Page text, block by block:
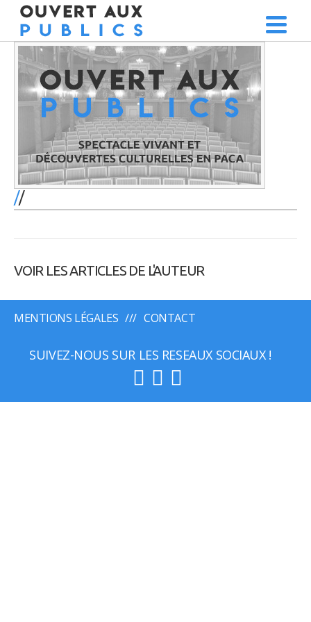
/
VOIR LES ARTICLES DE L'AUTEUR
MENTIONS LÉGALES CONTACT
SUIVEZ-NOUS SUR LES RESEAUX SOCIAUX !